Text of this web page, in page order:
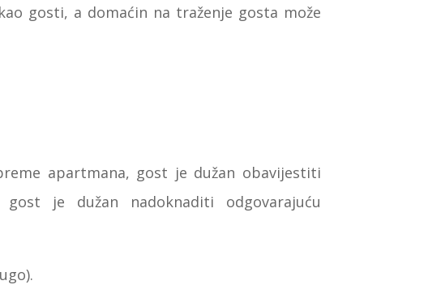
gosti, a domaćin na traženje gosta može
apartmana, gost je dužan obavijestiti
je dužan nadoknaditi odgovarajuću